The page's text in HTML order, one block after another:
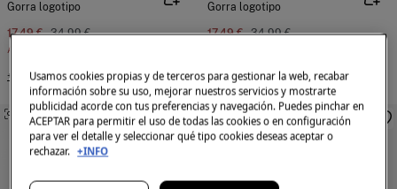
Gorra logotipo
17,49 € 34,99 €
Ahorras
+2 Colores
Gorra logotipo
17,49 € 34,99 €
+2 Colores
SIMILARES SIMILARES
Usamos cookies propias y de terceros para gestionar la web, recabar
información sobre su uso, mejorar nuestros servicios y mostrarte
publicidad acorde con tus preferencias y navegación. Puedes pinchar en
ACEPTAR para permitir el uso de todas las cookies o en configuración
para ver el detalle y seleccionar qué tipo cookies deseas aceptar o
rechazar. +INFO